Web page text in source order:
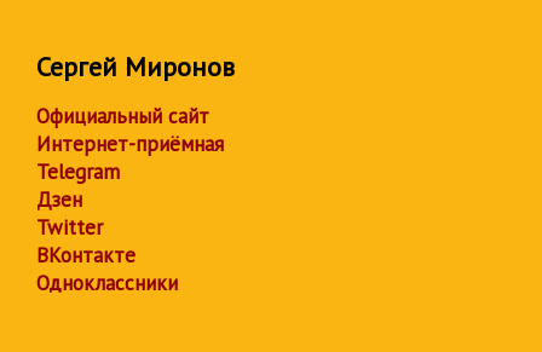
Сергей Миронов
Официальный сайт
Интернет-приёмная
Telegram
Дзен
Twitter
ВКонтакте
Одноклассники